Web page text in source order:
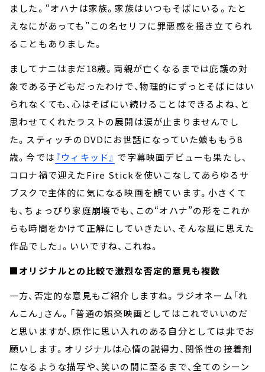
ました。“オハナは家族。家族はいつもそばにいる。たと
えなにがあっても”この名セリフに罪悪感を掻き立てられ
ることもありました。
ましてナニはまだ18歳。両親が亡くなるまでは庇護の対
象である子どもだったわけで、物理的にずっとそばにはい
られなくても、心はそばにい続けることはできるよね、と
思わせてくれたラストの展開は涙が止まりませんでし
た。スティッチのDVDにお世話になっていた娘ももう8
歳。今では 『ウィキッド』 で字幕映画デビューも果たし、
コロナ禍で迎えたFire Stickを使いこなしてあらゆるサ
ブスクで主体的に気になる映画を観ています。小さくて
も、ちょっぴり家庭崩壊でも、この“オハナ”の形をこれか
らも時間をかけて正解にしていきたい、そんな風に思えた
作品でした」。いいですね、これね。
■オリジナルとの比較で激烈な否定的意見も複数
一方、否定的な意見もご紹介しますね。ラジオネーム「れ
んこん」さん。「普通の娯楽映画としてはこれでいいのだ
と思いますが、原作に思い入れのある自分としては非でお
願いします。オリジナルは心情の説得力、関係性の接着剤
になるような描写や、笑いの間に至るまで、全てのシーン